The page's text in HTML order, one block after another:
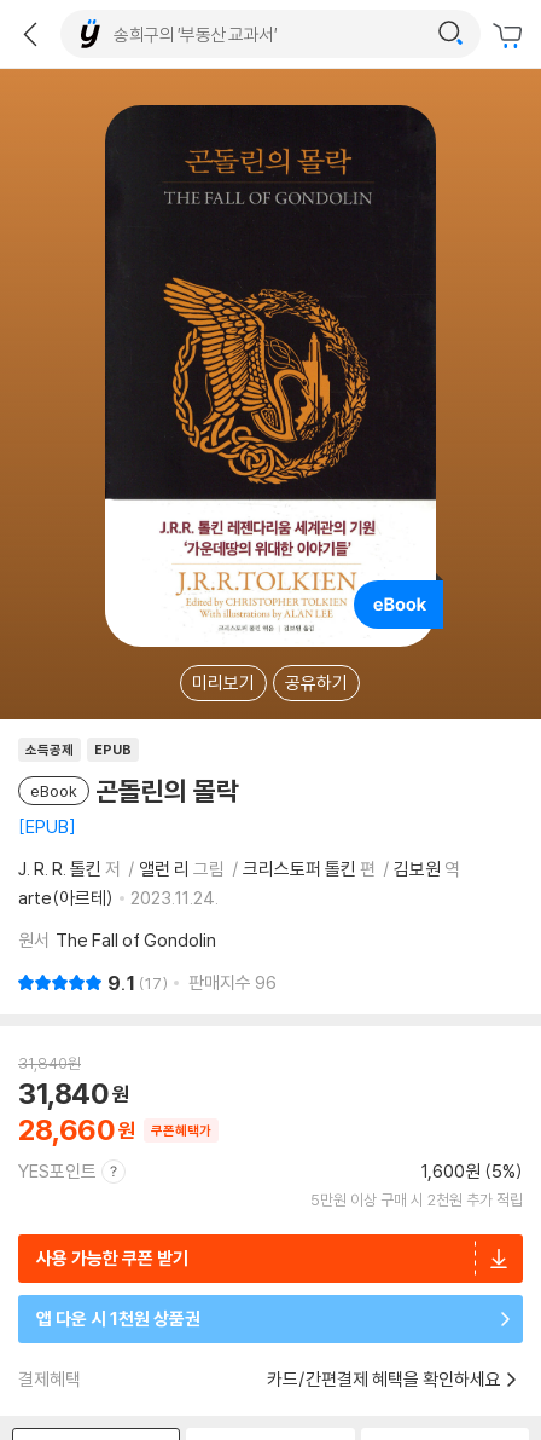
미리보기 공유하기
소득공제 EPUB
eBook 곤돌린의 몰락
EPUB
J. R. R. 톨킨 저 앨런 리 그림 크리스토퍼 톨킨 편 김보원 역
arte(아르테)
2023.11.24.
원서 The Fall of Gondolin
9.1 17 판매지수 96
31,840원
28,660
31,840
쿠폰혜택가
YES포인트 1,600원 (5%)
5만원 이상 구매 시 2천원 추가 적립
사용 가능한 쿠폰 받기
앱 다운 시 1천원 상품권
결제혜택 카드/간편결제 혜택을 확인하세요